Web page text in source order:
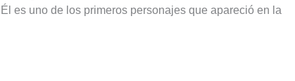
es uno de los primeros personajes que apareció en la